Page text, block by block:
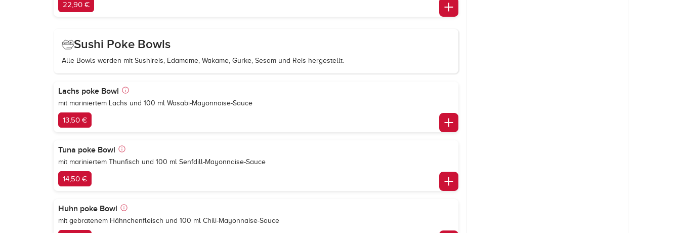
22,90 €
Sushi Poke Bowls
Alle Bowls werden mit Sushireis, Edamame, Wakame, Gurke, Sesam und Reis hergestellt.
Lachs poke Bowl
mit mariniertem Lachs und 100 ml Wasabi-Mayonnaise-Sauce
13,50 €
Tuna poke Bowl
mit mariniertem Thunfisch und 100 ml Senfdill-Mayonnaise-Sauce
14,50 €
Huhn poke Bowl
mit gebratenem Hähnchenfleisch und 100 ml Chili-Mayonnaise-Sauce